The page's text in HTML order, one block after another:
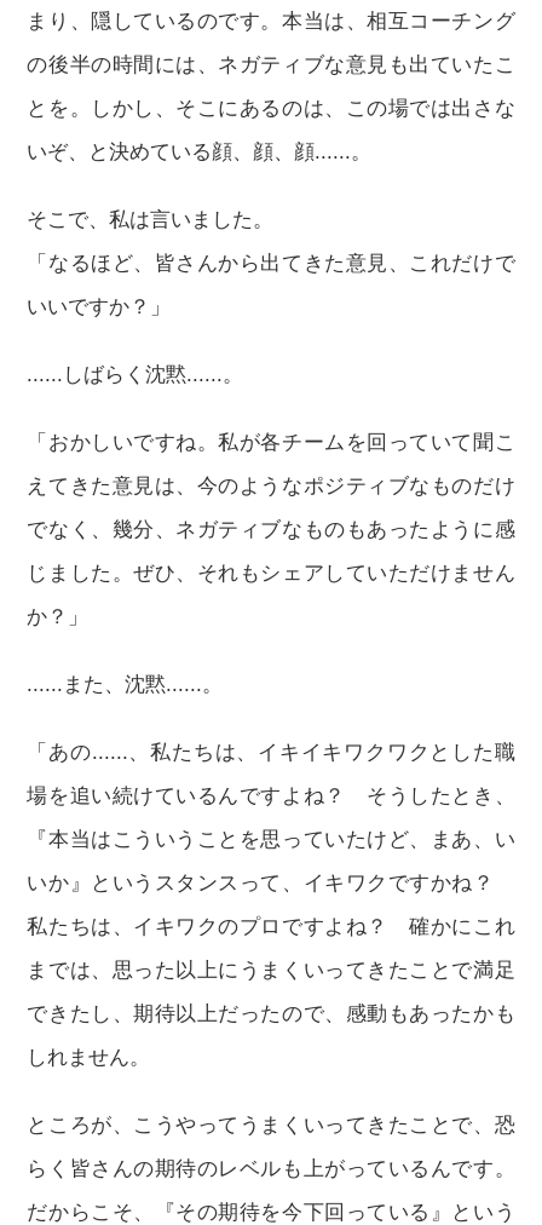
まり、隠しているのです。本当は、相互コーチング
の後半の時間には、ネガティブな意見も出ていたこ
とを。しかし、そこにあるのは、この場では出さな
いぞ、と決めている顔、顔、顔......。
そこで、私は言いました。
「なるほど、皆さんから出てきた意見、これだけで
いいですか？」
......しばらく沈黙......。
「おかしいですね。私が各チームを回っていて聞こ
えてきた意見は、今のようなポジティブなものだけ
でなく、幾分、ネガティブなものもあったように感
じました。ぜひ、それもシェアしていただけません
か？」
......また、沈黙......。
「あの......、私たちは、イキイキワクワクとした職
場を追い続けているんですよね？ そうしたとき、
『本当はこういうことを思っていたけど、まあ、い
いか』というスタンスって、イキワクですかね？
私たちは、イキワクのプロですよね？ 確かにこれ
までは、思った以上にうまくいってきたことで満足
できたし、期待以上だったので、感動もあったかも
しれません。
ところが、こうやってうまくいってきたことで、恐
らく皆さんの期待のレベルも上がっているんです。
だからこそ、『その期待を今下回っている』という